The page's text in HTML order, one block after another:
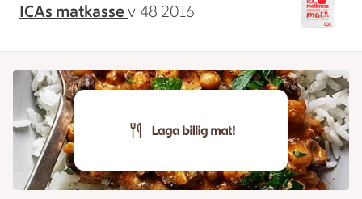
ICAs matkassev 48 2016